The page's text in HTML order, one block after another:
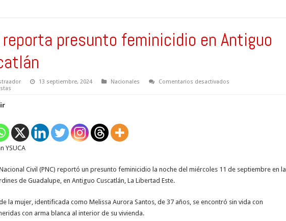
reporta presunto feminicidio en Antiguo
13 septiembre, 2024 Nacionales Comentarios desactivadosen
YSUCA
Civil (PNC) reportó un presunto feminicidio la noche del miércoles 11 de septiembre en la
de Guadalupe, en Antiguo Cuscatlán, La Libertad Este.
la mujer, identificada como Melissa Aurora Santos, de 37 años, se encontró sin vida con
con arma blanca al interior de su vivienda.